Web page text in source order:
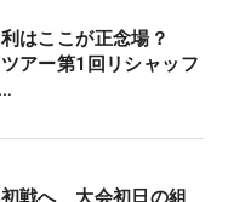
はここが正念場？
アー第1回リシャッフ
戦へ 大会初日の組